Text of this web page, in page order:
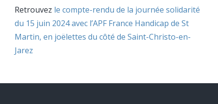
Retrouvez le compte-rendu de la journée solidarité
du 15 juin 2024 avec l’APF France Handicap de St
Martin, en joëlettes du côté de Saint-Christo-en-
Jarez